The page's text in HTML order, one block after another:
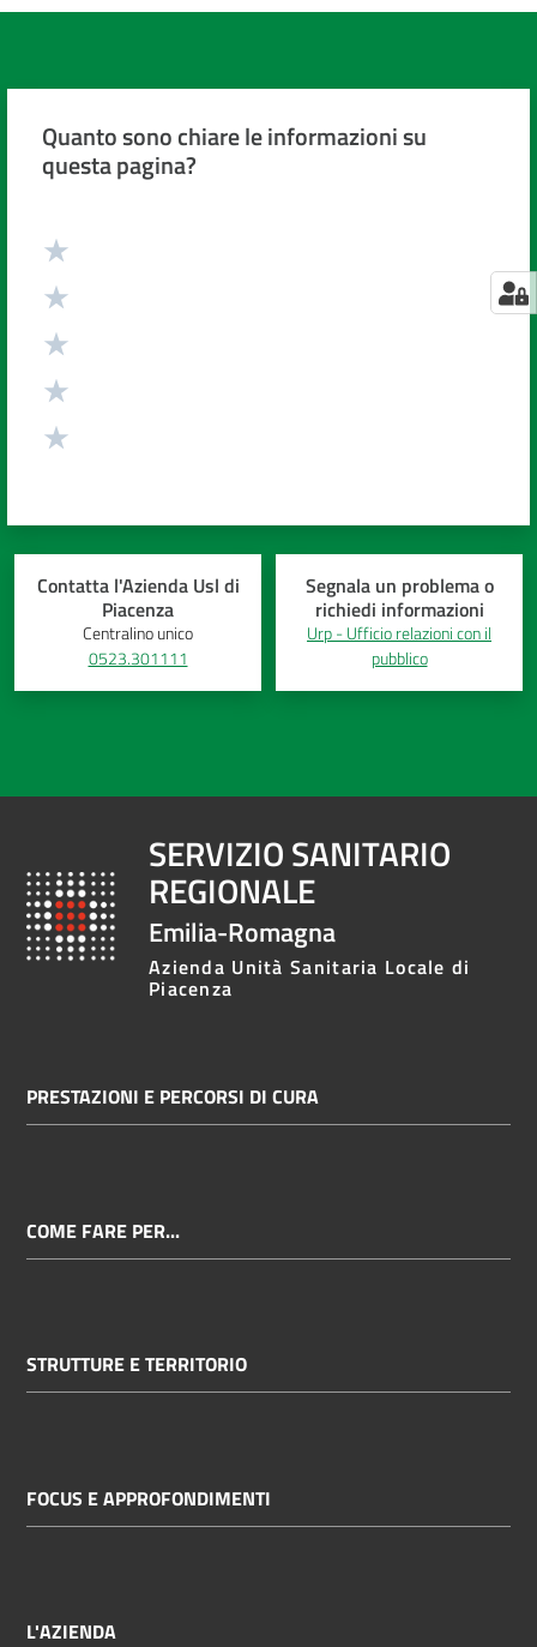
Quanto sono chiare le informazioni su
questa pagina?
Contatta l'Azienda Usl di
Piacenza
Centralino unico
0523.301111
Segnala un problema o
richiedi informazioni
Urp - Ufficio relazioni con il
pubblico
SERVIZIO SANITARIO
REGIONALE
Emilia-Romagna
Azienda Unità Sanitaria Locale di
Piacenza
PRESTAZIONI E PERCORSI DI CURA
COME FARE PER...
STRUTTURE E TERRITORIO
FOCUS E APPROFONDIMENTI
L'AZIENDA